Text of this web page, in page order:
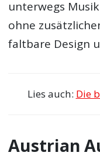
unterwegs
ohne
faltbare Design
Lies auch: Die
Austrian